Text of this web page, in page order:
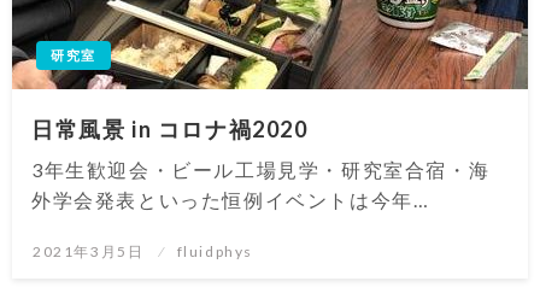
研究室
日常風景 in コロナ禍2020
3年生歓迎会・ビール工場見学・研究室合宿・海
外学会発表といった恒例イベントは今年…
投
2021年3月5日 fluidphys